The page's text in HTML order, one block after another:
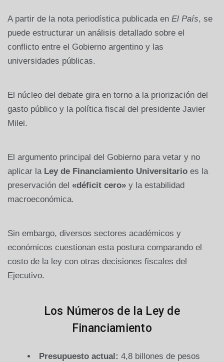
A partir de la nota periodística publicada en El País, se
puede estructurar un análisis detallado sobre el
conflicto entre el Gobierno argentino y las
universidades públicas.
El núcleo del debate gira en torno a la priorización del
gasto público y la política fiscal del presidente Javier
Milei.
El argumento principal del Gobierno para vetar y no
aplicar la Ley de Financiamiento Universitario es la
preservación del «déficit cero» y la estabilidad
macroeconómica.
Sin embargo, diversos sectores académicos y
económicos cuestionan esta postura comparando el
costo de la ley con otras decisiones fiscales del
Ejecutivo.
Los Números de la Ley de
Financiamiento
Presupuesto actual: 4,8 billones de pesos